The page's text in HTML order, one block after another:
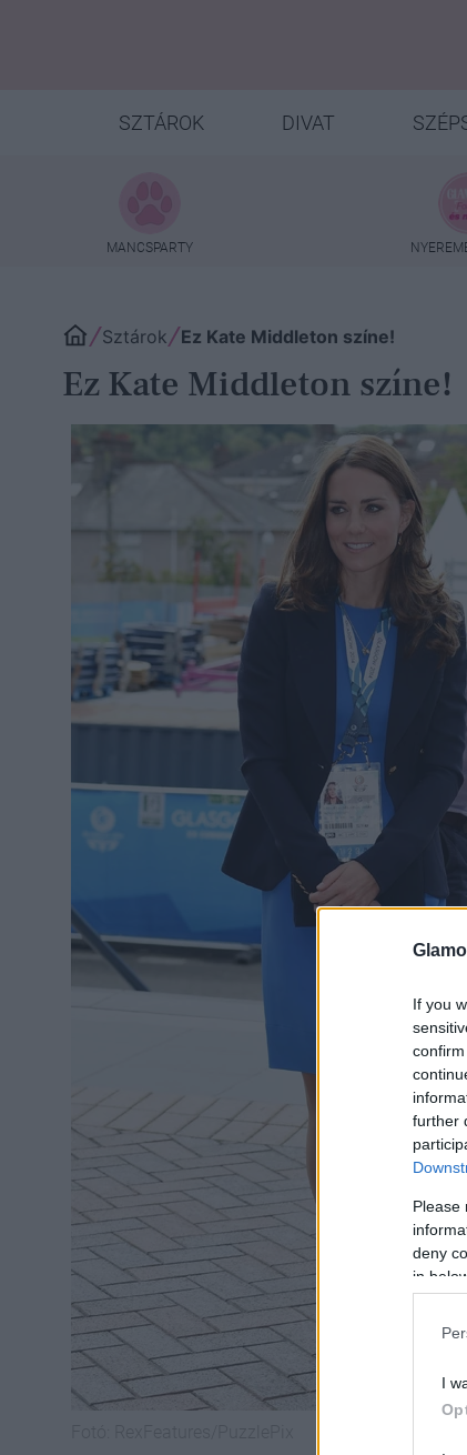
If you
further
Please
deny
in
I
SZTÁROK DIVAT
MANCSPARTY
Sztárok Ez Kate Middleton színe!
Ez Kate Middleton színe!